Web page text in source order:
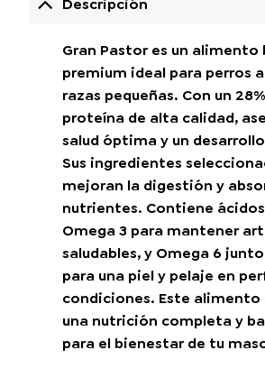
Descripción
Gran Pastor es un alimento
premium ideal para perros
razas pequeñas. Con un
proteína de alta calidad,
salud óptima y un
Sus ingredientes
mejoran la digestión y
nutrientes. Contiene
Omega 3 para mantener
saludables, y Omega 6
para una piel y pelaje en
condiciones. Este
una nutrición completa y
para el bienestar de tu